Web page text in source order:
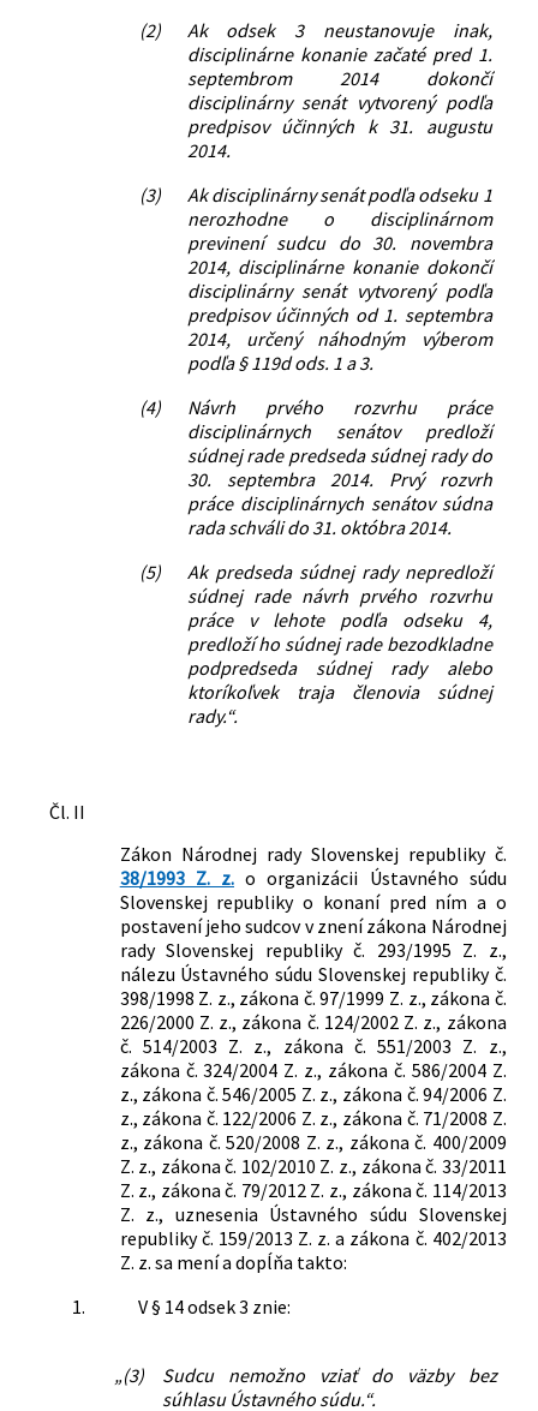
(2)
Ak odsek 3 neustanovuje inak,
disciplinárne konanie začaté pred 1.
septembrom 2014 dokončí
disciplinárny senát vytvorený podľa
predpisov účinných k 31. augustu
2014.
(3)
Ak disciplinárny senát podľa odseku 1
nerozhodne o disciplinárnom
previnení sudcu do 30. novembra
2014, disciplinárne konanie dokončí
disciplinárny senát vytvorený podľa
predpisov účinných od 1. septembra
2014, určený náhodným výberom
podľa § 119d ods. 1 a 3.
(4)
Návrh prvého rozvrhu práce
disciplinárnych senátov predloží
súdnej rade predseda súdnej rady do
30. septembra 2014. Prvý rozvrh
práce disciplinárnych senátov súdna
rada schváli do 31. októbra 2014.
(5)
Ak predseda súdnej rady nepredloží
súdnej rade návrh prvého rozvrhu
práce v lehote podľa odseku 4,
predloží ho súdnej rade bezodkladne
podpredseda súdnej rady alebo
ktoríkoľvek traja členovia súdnej
rady.“.
Čl. II
Zákon Národnej rady Slovenskej republiky č.
38/1993 Z. z. o organizácii Ústavného súdu
Slovenskej republiky o konaní pred ním a o
postavení jeho sudcov v znení zákona Národnej
rady Slovenskej republiky č. 293/1995 Z. z.,
nálezu Ústavného súdu Slovenskej republiky č.
398/1998 Z. z., zákona č. 97/1999 Z. z., zákona č.
226/2000 Z. z., zákona č. 124/2002 Z. z., zákona
č. 514/2003 Z. z., zákona č. 551/2003 Z. z.,
zákona č. 324/2004 Z. z., zákona č. 586/2004 Z.
z., zákona č. 546/2005 Z. z., zákona č. 94/2006 Z.
z., zákona č. 122/2006 Z. z., zákona č. 71/2008 Z.
z., zákona č. 520/2008 Z. z., zákona č. 400/2009
Z. z., zákona č. 102/2010 Z. z., zákona č. 33/2011
Z. z., zákona č. 79/2012 Z. z., zákona č. 114/2013
Z. z., uznesenia Ústavného súdu Slovenskej
republiky č. 159/2013 Z. z. a zákona č. 402/2013
Z. z. sa mení a dopĺňa takto:
1.
V § 14 odsek 3 znie:
„(3)
Sudcu nemožno vziať do väzby bez
súhlasu Ústavného súdu.“.